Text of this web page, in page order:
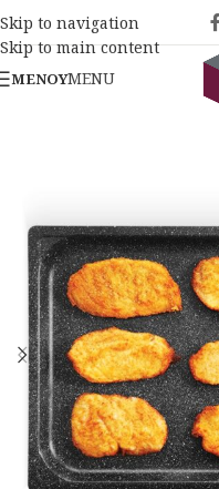
Skip to navigation
Skip to main content
ΜΕΝΟΎMENU